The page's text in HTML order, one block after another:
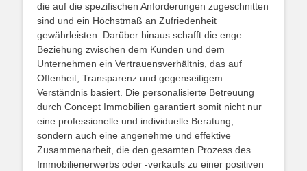
die auf die spezifischen Anforderungen zugeschnitten
sind und ein Höchstmaß an Zufriedenheit
gewährleisten. Darüber hinaus schafft die enge
Beziehung zwischen dem Kunden und dem
Unternehmen ein Vertrauensverhältnis, das auf
Offenheit, Transparenz und gegenseitigem
Verständnis basiert. Die personalisierte Betreuung
durch Concept Immobilien garantiert somit nicht nur
eine professionelle und individuelle Beratung,
sondern auch eine angenehme und effektive
Zusammenarbeit, die den gesamten Prozess des
Immobilienerwerbs oder -verkaufs zu einer positiven